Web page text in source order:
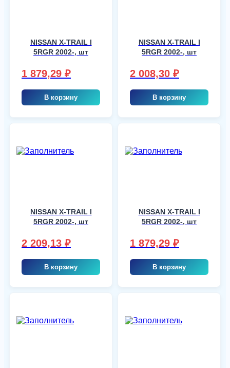
NISSAN X-TRAIL I
5RGR 2002-, шт
1 879,29 ₽
В корзину
NISSAN X-TRAIL I
5RGR 2002-, шт
2 008,30 ₽
В корзину
NISSAN X-TRAIL I
5RGR 2002-, шт
2 209,13 ₽
В корзину
NISSAN X-TRAIL I
5RGR 2002-, шт
1 879,29 ₽
В корзину